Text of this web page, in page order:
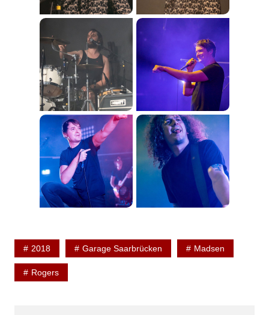
2018 Garage Saarbrücken Madsen
Rogers